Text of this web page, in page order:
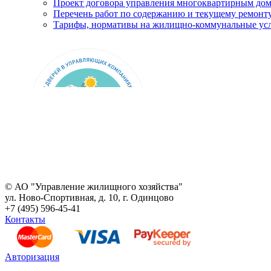
Проект договора управления многоквартирным
Перечень работ по содержанию и текущему
Тарифы, нормативы на жилищно-коммунальные
© АО "Управление жилищного хозяйства"
ул. Ново-Спортивная, д. 10, г. Одинцово
+7 (495) 596-45-41
Контакты
Авторизация